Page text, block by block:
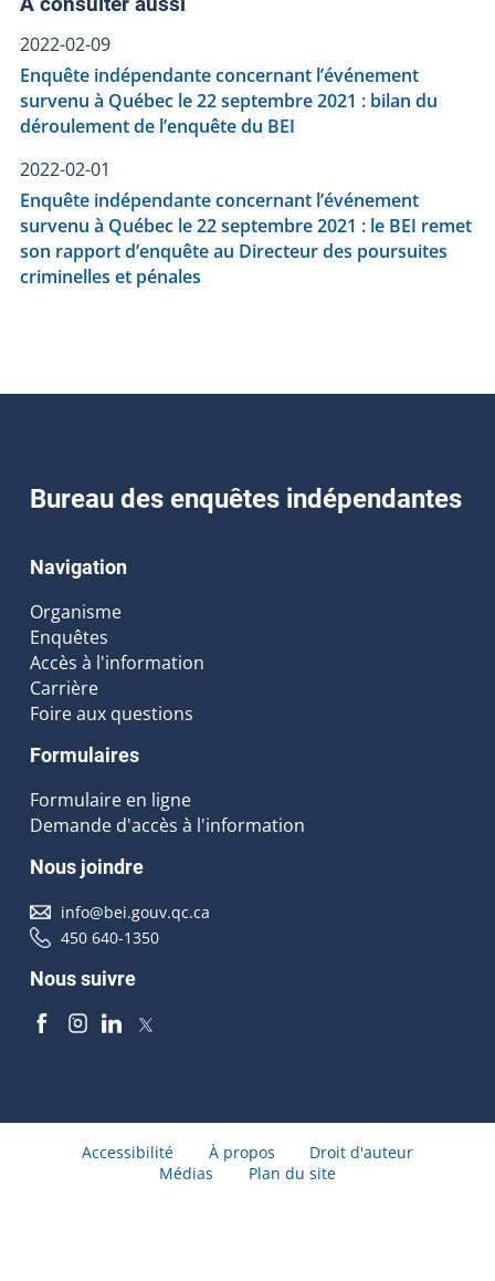
2022-02-09
Enquête indépendante concernant l’événement
survenu à Québec le 22 septembre 2021 : bilan du
déroulement de l’enquête du BEI
2022-02-01
Enquête indépendante concernant l’événement
survenu à Québec le 22 septembre 2021 : le BEI remet
son rapport d’enquête au Directeur des poursuites
criminelles et pénales
Bureau des enquêtes indépendantes
Navigation
Organisme
Enquêtes
Accès à l'information
Carrière
Foire aux questions
Formulaires
Formulaire en ligne
Demande d'accès à l'information
Nous joindre
info@bei.gouv.qc.ca
450 640-1350
Nous suivre
Accessibilité À propos
Droit d'auteur
Médias
Plan du site